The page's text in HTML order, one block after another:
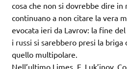
cosa che non si dovrebbe dire
continuano a non citare la vera
evocata ieri da Lavrov: la fine
i russi si sarebbero presi la briga
quello multipolare.
Nell’ultimo Limes, F. Luk’jnov,